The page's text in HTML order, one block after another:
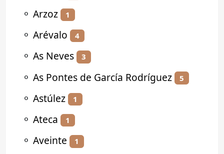
⚬ Arzoz 1
⚬ Arévalo 4
⚬ As Neves 3
⚬ As Pontes de García Rodríguez 5
⚬ Astúlez 1
⚬ Ateca 1
⚬ Aveinte 1